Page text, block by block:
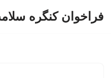
فراخوان کنگره